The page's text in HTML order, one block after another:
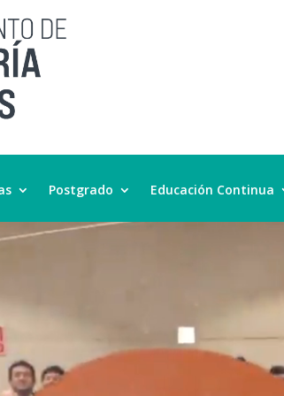
Postgrado Educación Continua